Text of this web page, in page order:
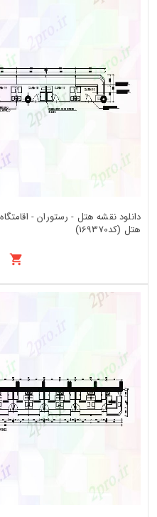
دانلود نقشه هتل - رستوران -
هتل (کد169370)